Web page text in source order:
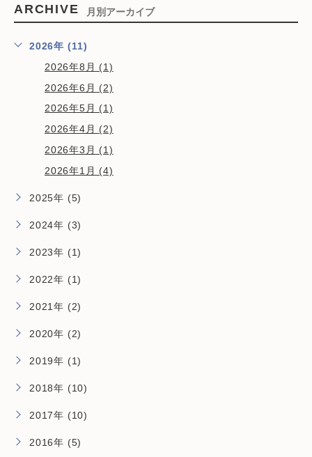
ARCHIVE 月別アーカイブ
2026年 (11)
2026年8月 (1)
2026年6月 (2)
2026年5月 (1)
2026年4月 (2)
2026年3月 (1)
2026年1月 (4)
2025年 (5)
2024年 (3)
2023年 (1)
2022年 (1)
2021年 (2)
2020年 (2)
2019年 (1)
2018年 (10)
2017年 (10)
2016年 (5)